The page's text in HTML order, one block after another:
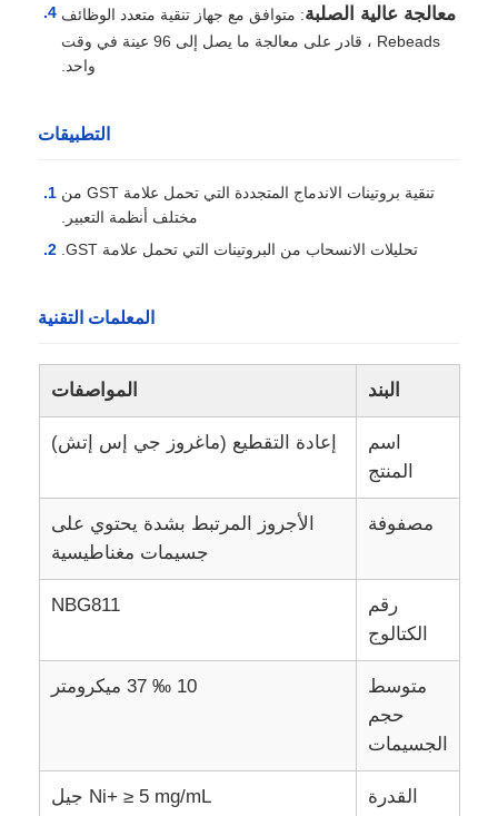
منتجات
معلومات عنا
معالجة عالية الصلبة: متوافق مع جهاز تنقية متعدد الوظائف
Rebeads ، قادر على معالجة ما يصل إلى 96 عينة في وقت
واحد.
التطبيقات
تنقية بروتينات الاندماج المتجددة التي تحمل علامة GST من
مختلف أنظمة التعبير.
تحليلات الانسحاب من البروتينات التي تحمل علامة GST.
المعلمات التقنية
البند المواصفات
اسم
المنتج
إعادة التقطيع (ماغروز جي إس إتش)
مصفوفة
الأجروز المرتبط بشدة يحتوي على
جسيمات مغناطيسية
رقم
الكتالوج
NBG811
متوسط
حجم
الجسيمات
10 ‰ 37 ميكرومتر
القدرة
Ni+ ≥ 5 mg/mL جيل